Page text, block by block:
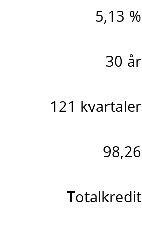
5,13 %
30 år
121 kvartaler
98,26
Totalkredit